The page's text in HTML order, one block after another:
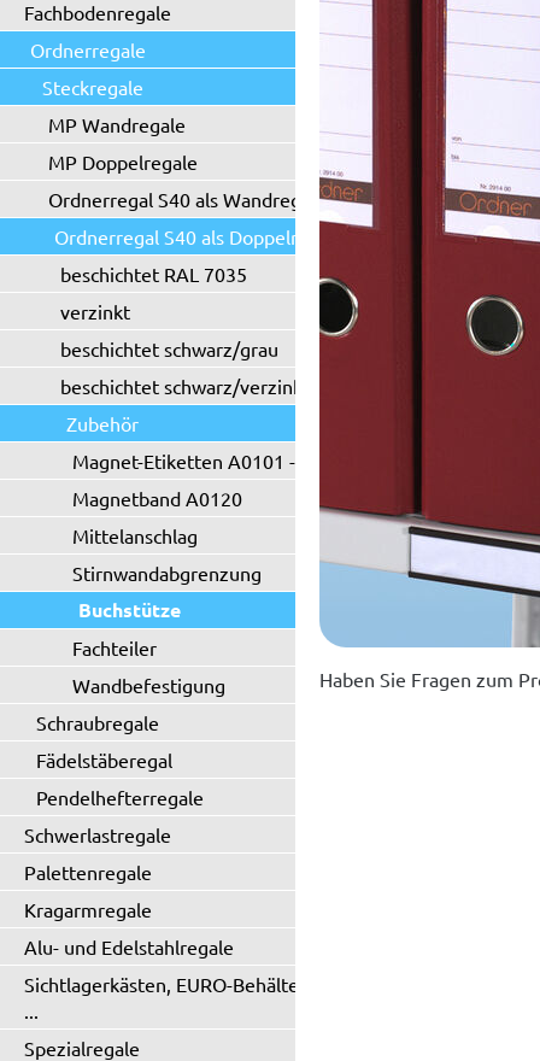
Fachbodenregale
Ordnerregale
Steckregale
MP Wandregale
MP Doppelregale
Ordnerregal S40 als Wandregal
Ordnerregal S40 als Doppelregal
beschichtet RAL 7035
verzinkt
beschichtet schwarz/grau
beschichtet schwarz/verzinkt
Zubehör
Magnet-Etiketten A0101 - A0102
Magnetband A0120
Mittelanschlag
Stirnwandabgrenzung
Buchstütze
Fachteiler
Wandbefestigung
Schraubregale
Fädelstäberegal
Pendelhefterregale
Schwerlastregale
Palettenregale
Kragarmregale
Alu- und Edelstahlregale
Sichtlagerkästen, EURO-Behälter
...
Spezialregale
Haben Sie Fragen zum